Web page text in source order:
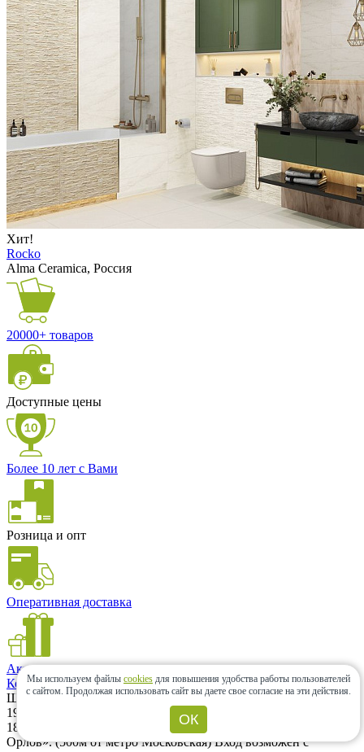
Хит!
Rocko
Alma Ceramica, Россия
20000+ товаров
Доступные цены
Более 10 лет с Вами
Розница и опт
Оперативная доставка
Акции и скидки
Контакты
Шоу-рум
196066, г. Санкт-Петербург, Московский проспект, дом 183–
185Ак2А. Шоу-рум находится на территории ЖК «Граф
Орлов». (500м от метро Московская) Вход возможен с
Мы используем файлы cookies для повышения удобства работы пользователей
с сайтом. Продолжая использовать сайт вы даете свое согласие на эти действия.
ОК